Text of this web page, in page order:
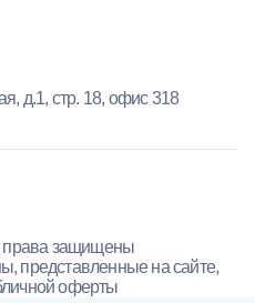
д.1, стр. 18, офис 318
права защищены
представленные на сайте,
оферты